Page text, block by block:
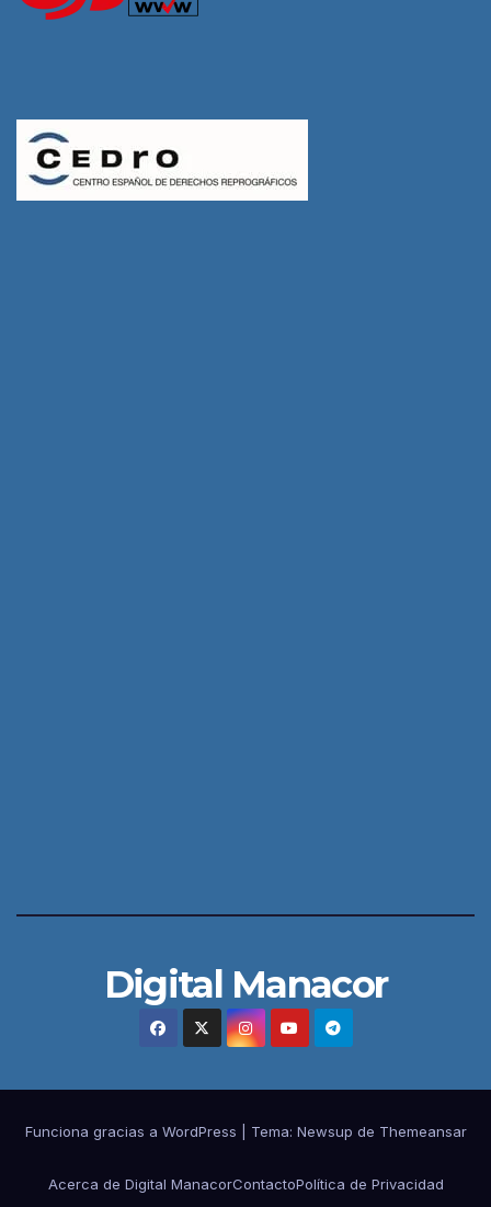
Digital Manacor
Funciona gracias a WordPress Tema: Newsup de Themeansar
Acerca de Digital ManacorContactoPolítica de Privacidad